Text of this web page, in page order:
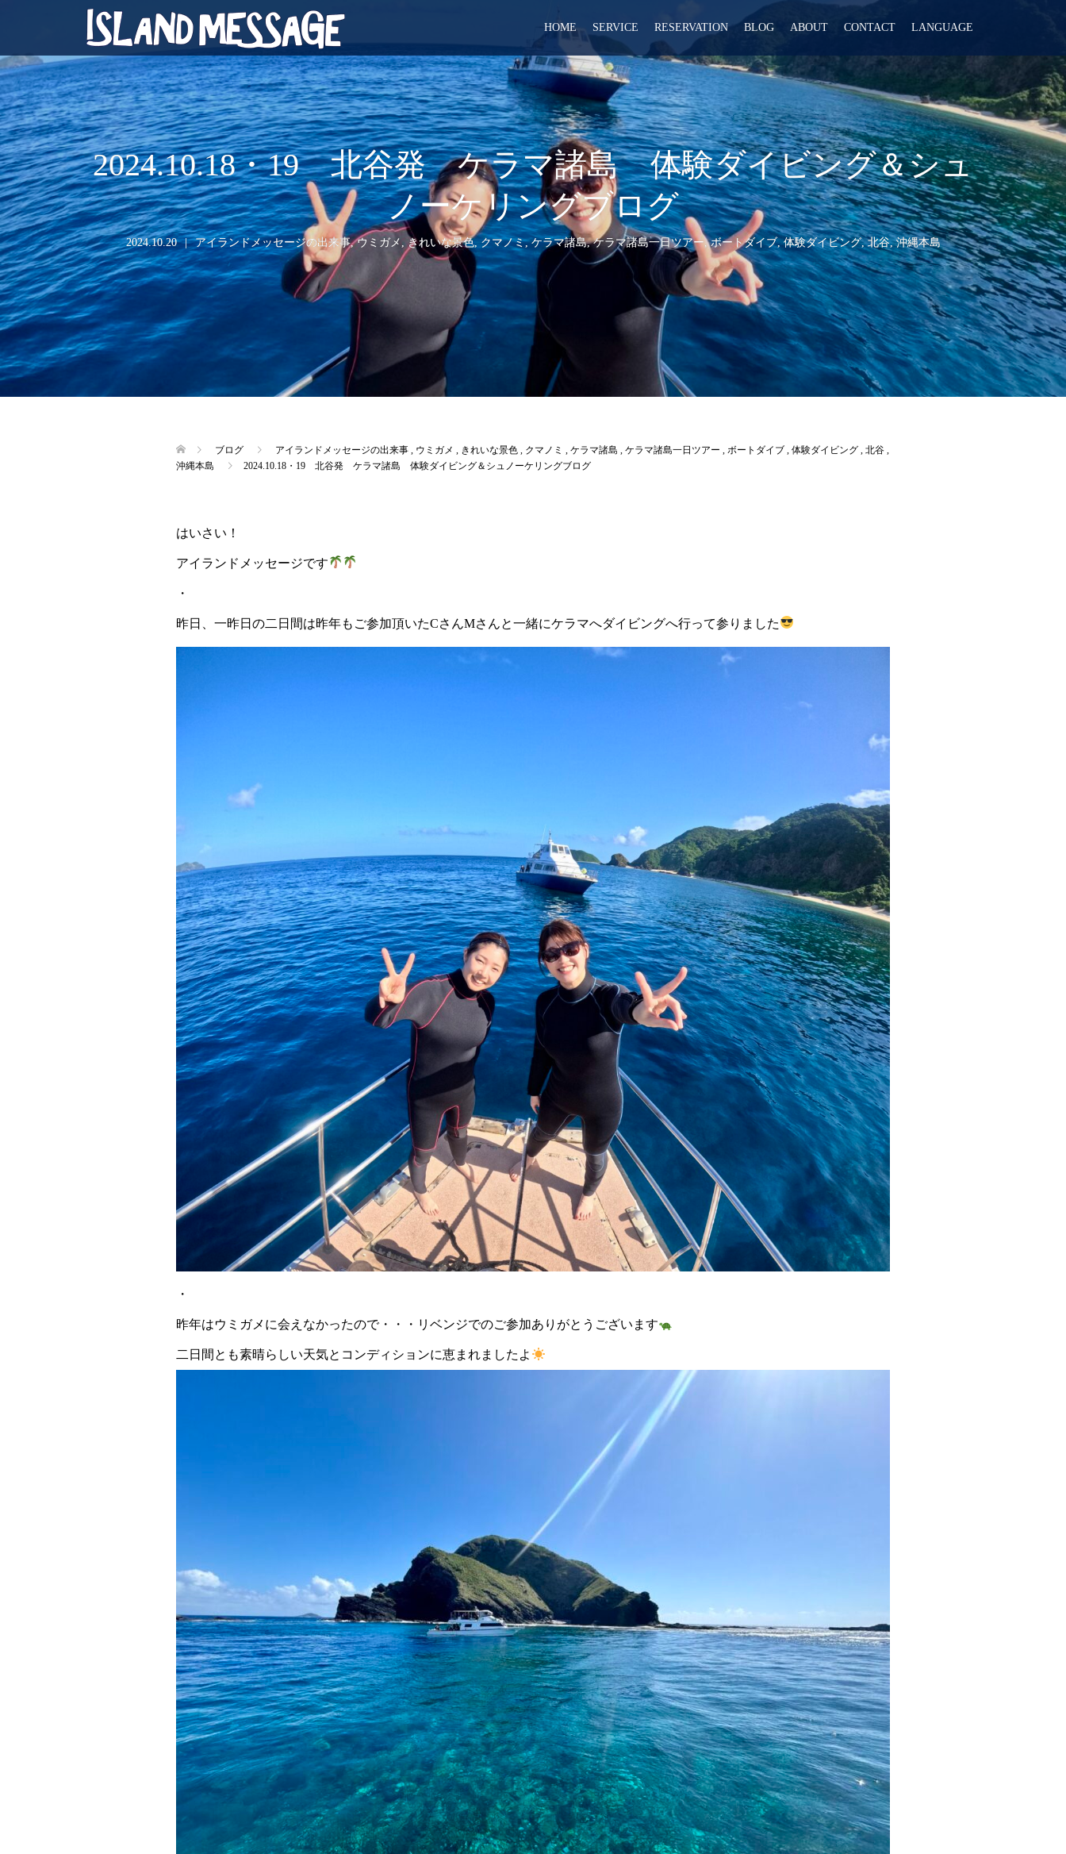
HOME SERVICE RESERVATION BLOG ABOUT CONTACT LANGUAGE
2024.10.18・19 北谷発 ケラマ諸島 体験ダイビング＆シュ
ノーケリングブログ
2024.10.20 アイランドメッセージの出来事,ウミガメ , きれいな景色,クマノミ,ケラマ諸島,ケラマ諸島一日ツアー,ボートダイブ,体験ダイビング,北谷,沖縄本島
ブログ アイランドメッセージの出来事 ウミガメ きれいな景色 クマノミ ケラマ諸島 ケラマ諸島一日ツアー ボートダイブ 体験ダイビング 北谷
沖縄本島
2024.10.18・19 北谷発 ケラマ諸島 体験ダイビング＆シュノーケリングブログ
はいさい！
アイランドメッセージです
・
昨日、一昨日の二日間は昨年もご参加頂いたCさんMさんと一緒にケラマへダイビングへ行って参りました
・
昨年はウミガメに会えなかったので・・・リベンジでのご参加ありがとうございます
二日間とも素晴らしい天気とコンディションに恵まれましたよ